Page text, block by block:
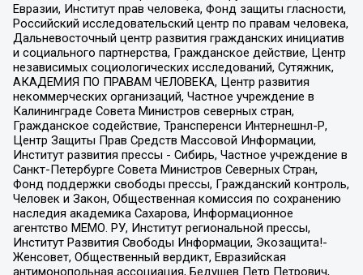
Евразии, Институт прав человека, Фонд защиты гласности,
Российский исследовательский центр по правам человека,
Дальневосточный центр развития гражданских инициатив
и социального партнерства, Гражданское действие, Центр
независимых социологических исследований, Сутяжник,
АКАДЕМИЯ ПО ПРАВАМ ЧЕЛОВЕКА, Центр развития
некоммерческих организаций, Частное учреждение в
Калининграде Совета Министров северных стран,
Гражданское содействие, Трансперенси Интернешнл-Р,
Центр Защиты Прав Средств Массовой Информации,
Институт развития прессы - Сибирь, Частное учреждение в
Санкт-Петербурге Совета Министров Северных Стран,
Фонд поддержки свободы прессы, Гражданский контроль,
Человек и Закон, Общественная комиссия по сохранению
наследия академика Сахарова, Информационное
агентство МЕМО. РУ, Институт региональной прессы,
Институт Развития Свободы Информации, Экозащита!-
Женсовет, Общественный вердикт, Евразийская
антимонопольная ассоциация, Бедушев Петр Петрович,